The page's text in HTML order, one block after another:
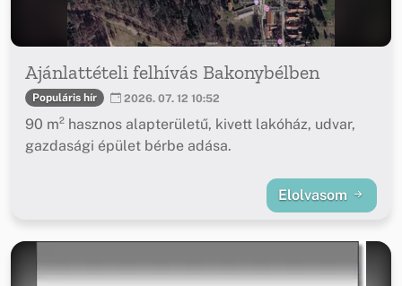
Ajánlattételi felhívás Bakonybélben
Populáris hír 2026. 07. 12 10:52
90 m² hasznos alapterületű, kivett lakóház, udvar,
gazdasági épület bérbe adása.
Elolvasom